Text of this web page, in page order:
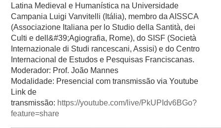
Latina Medieval e Humanística na Universidade
Campania Luigi Vanvitelli (Itália), membro da AISSCA
(Associazione Italiana per lo Studio della Santità, dei
Culti e dell&#39;Agiografia, Rome), do SISF (Società
Internazionale di Studi rancescani, Assisi) e do Centro
Internacional de Estudos e Pesquisas Franciscanas.
Moderador: Prof. João Mannes
Modalidade: Presencial com transmissão via Youtube
Link de
transmissão: https://youtube.com/live/PkUPIdv6BGo?
feature=share